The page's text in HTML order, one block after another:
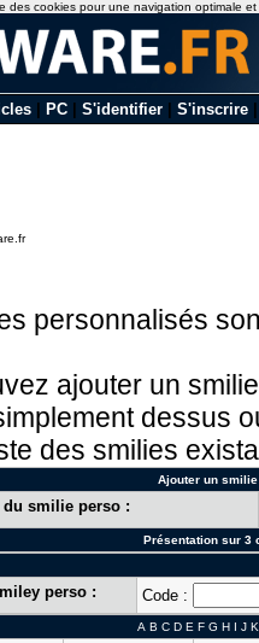
PC S'identifier S'inscrire
personnalisés
ajouter un
dessus
des smilies
Ajouter un
du smilie perso :
Présentation sur 3
perso : Code :
A B C D E F G H I J K
des cookies pour une navigation optimale